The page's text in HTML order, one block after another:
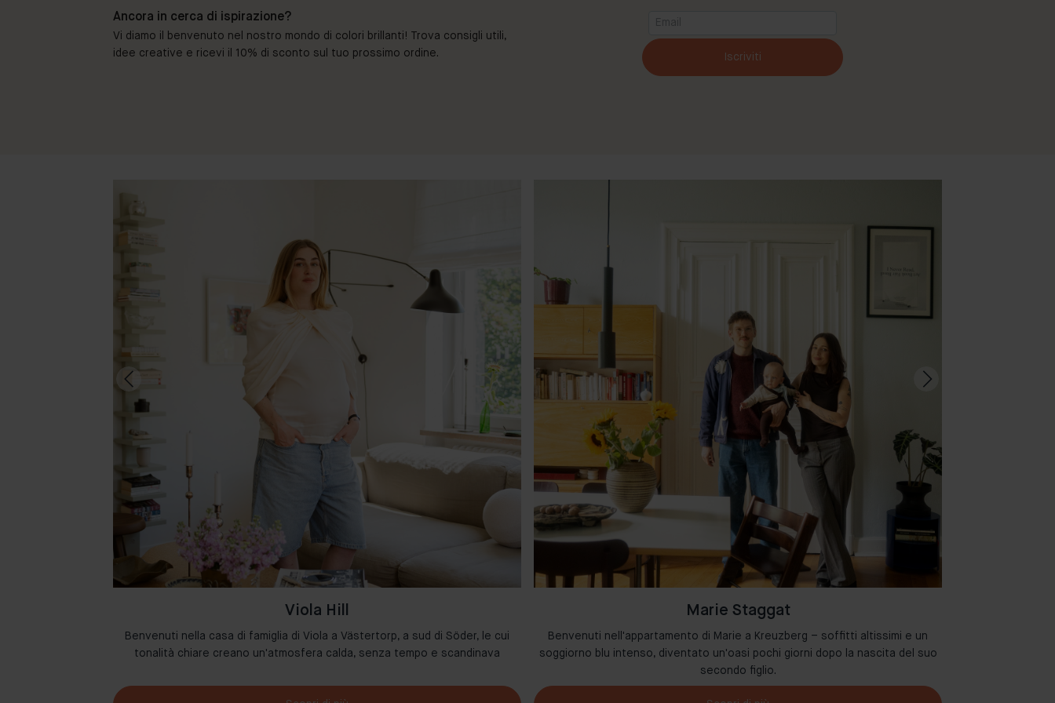
Ancora in cerca di ispirazione?
Vi diamo il benvenuto nel nostro mondo di colori brillanti! Trova consigli utili,
idee creative e ricevi il 10% di sconto sul tuo prossimo ordine.
Iscriviti
Viola Hill
Benvenuti nella casa di famiglia di Viola a Västertorp, a sud di Söder, le cui
tonalità chiare creano un'atmosfera calda, senza tempo e scandinava
Marie Staggat
Benvenuti nell'appartamento di Marie a Kreuzberg – soffitti altissimi e un
soggiorno blu intenso, diventato un'oasi pochi giorni dopo la nascita del suo
secondo figlio.